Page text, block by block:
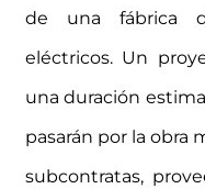
de una fábrica
eléctricos. Un
una duración
pasarán por la obra
subcontratas,